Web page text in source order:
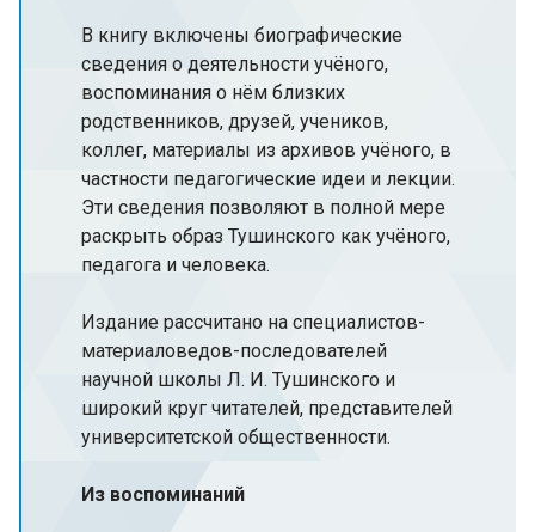
В книгу включены биографические
сведения о деятельности учёного,
воспоминания о нём близких
родственников, друзей, учеников,
коллег, материалы из архивов учёного, в
частности педагогические идеи и лекции.
Эти сведения позволяют в полной мере
раскрыть образ Тушинского как учёного,
педагога и человека.
Издание рассчитано на специалистов-
материаловедов-последователей
научной школы Л. И. Тушинского и
широкий круг читателей, представителей
университетской общественности.
Из воспоминаний